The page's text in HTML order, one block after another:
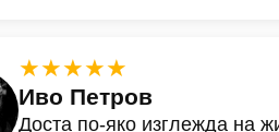
★★★★★
Иво Петров
Доста по-яко изглежда на